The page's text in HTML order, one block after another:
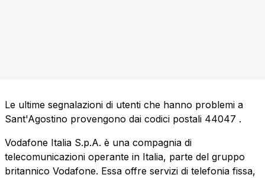
Le ultime segnalazioni di utenti che hanno problemi a
Sant'Agostino provengono dai codici postali 44047 .
Vodafone Italia S.p.A. è una compagnia di
telecomunicazioni operante in Italia, parte del gruppo
britannico Vodafone. Essa offre servizi di telefonia fissa,